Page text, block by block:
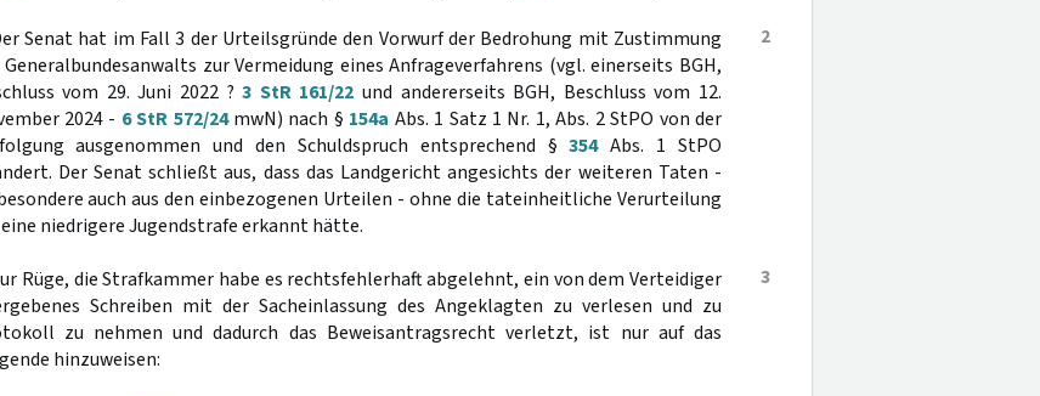
2
Senat hat im Fall 3 der Urteilsgründe den Vorwurf der Bedrohung mit Zustimmung
Generalbundesanwalts zur Vermeidung eines Anfrageverfahrens (vgl. einerseits BGH,
vom 29. Juni 2022 ?3 StR 161/22 und andererseits BGH, Beschluss vom 12.
2024 - 6 StR 572/24mwN) nach § 154a Abs. 1 Satz 1 Nr. 1, Abs. 2 StPO von der
ausgenommen und den Schuldspruch entsprechend §354Abs. 1 StPO
Der Senat schließt aus, dass das Landgericht angesichts der weiteren Taten -
auch aus den einbezogenen Urteilen - ohne die tateinheitliche Verurteilung
niedrigere Jugendstrafe erkannt hätte.
3
Rüge, die Strafkammer habe es rechtsfehlerhaft abgelehnt, ein von dem Verteidiger
Schreiben mit der Sacheinlassung des Angeklagten zu verlesen und zu
zu nehmen und dadurch das Beweisantragsrecht verletzt, ist nur auf das
hinzuweisen: